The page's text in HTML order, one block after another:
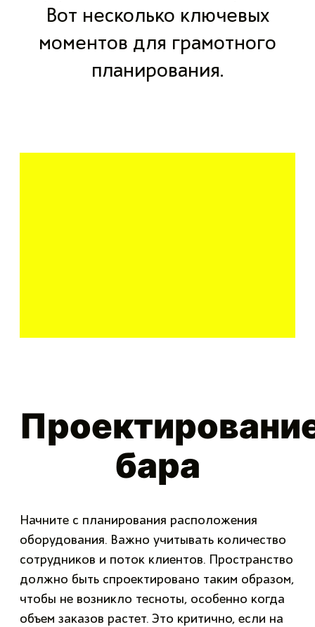
Вот несколько ключевых
моментов для грамотного
планирования.
бара
Начните с планирования расположения
оборудования. Важно учитывать количество
сотрудников и поток клиентов. Пространство
должно быть спроектировано таким образом,
чтобы не возникло тесноты, особенно когда
объем заказов растет. Это критично, если на